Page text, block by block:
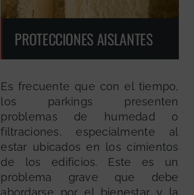
PROTECCIONES AISLANTES
Es frecuente que con el tiempo,
los parkings presenten
problemas de humedad o
filtraciones, especialmente al
estar ubicados en los cimientos
de los edificios. Este es un
problema grave que debe
abordarse por el bienestar y la